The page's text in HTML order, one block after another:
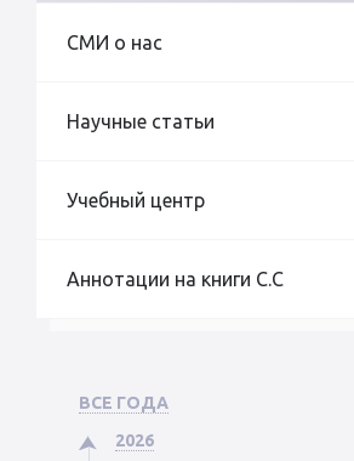
СМИ о нас
Научные статьи
Учебный центр
Аннотации на книги С.С
ВСЕ ГОДА
2026